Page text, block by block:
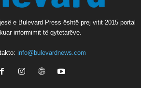
e Bulevard Press është prej vitit 2015 portal
informimit të qytetarëve.
info@bulevardnews.com